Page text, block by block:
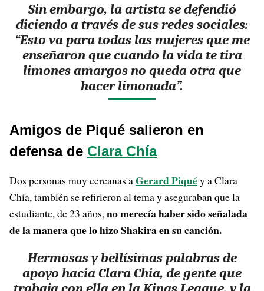
Sin embargo, la artista se defendió
diciendo a través de sus redes sociales:
“Esto va para todas las mujeres que me
enseñaron que cuando la vida te tira
limones amargos no queda otra que
hacer limonada”.
Amigos de Piqué salieron en
defensa de Clara Chía
Dos personas muy cercanas aGerard Piquéy a Clara
Chía, también se refirieron al tema y aseguraban que la
estudiante, de 23 años, no merecía haber sido señalada
de la manera que lo hizo Shakira en su canción.
Hermosas y bellísimas palabras de
apoyo hacia Clara Chia, de gente que